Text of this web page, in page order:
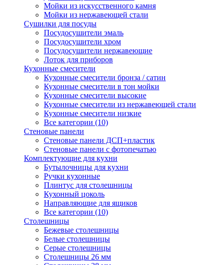
Мойки из искусственного камня
Мойки из нержавеющей стали
Сушилки для посуды
Посудосушители эмаль
Посудосушители хром
Посудосушители нержавеющие
Лоток для приборов
Кухонные смесители
Кухонные смесители бронза / сатин
Кухонные смесители в тон мойки
Кухонные смесители высокие
Кухонные смесители из нержавеющей стали
Кухонные смесители низкие
Все категории (10)
Стеновые панели
Стеновые панели ДСП+пластик
Стеновые панели с фотопечатью
Комплектующие для кухни
Бутылочницы для кухни
Ручки кухонные
Плинтус для столешницы
Кухонный цоколь
Направляющие для ящиков
Все категории (10)
Столешницы
Бежевые столешницы
Белые столешницы
Серые столешницы
Столешницы 26 мм